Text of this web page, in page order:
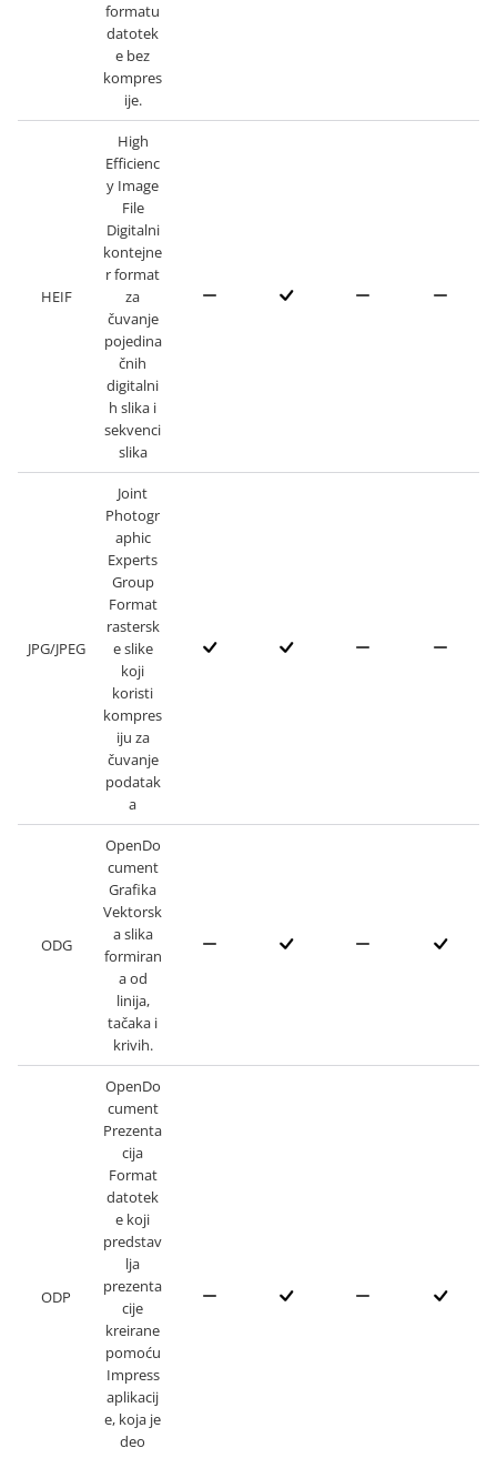
formatu
datotek
e bez
kompres
ije.
HEIF
High
Efficienc
y Image
File
Digitalni
kontejne
r format
za
čuvanje
pojedina
čnih
digitalni
h slika i
sekvenci
slika
JPG/JPEG
Joint
Photogr
aphic
Experts
Group
Format
rastersk
e slike
koji
koristi
kompres
iju za
čuvanje
podatak
a
ODG
OpenDo
cument
Grafika
Vektorsk
a slika
formiran
a od
linija,
tačaka i
krivih.
ODP
OpenDo
cument
Prezenta
cija
Format
datotek
e koji
predstav
lja
prezenta
cije
kreirane
pomoću
Impress
aplikacij
e, koja je
deo